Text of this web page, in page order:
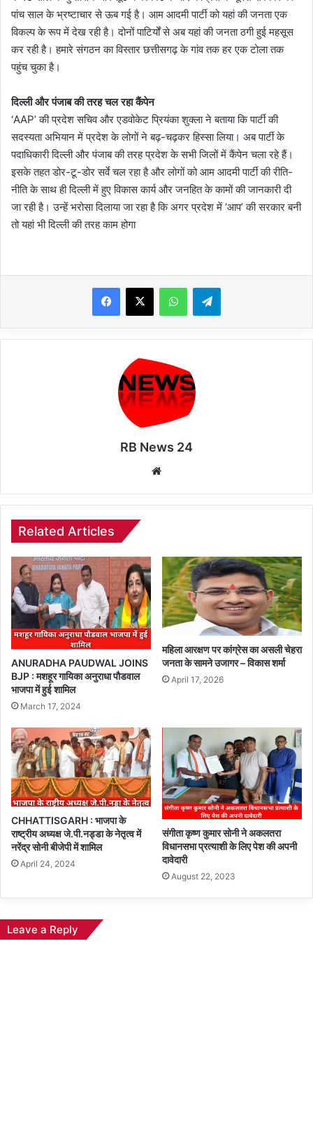
पांच साल के भ्रष्टाचार से ऊब गई है। आम आदमी पार्टी को यहां की जनता एक
विकल्प के रूप में देख रही है। दोनों पाटिर्यों से अब यहां की जनता ठगी हुई महसूस
कर रही है। हमारे संगठन का विस्तार छत्तीसगढ़ के गांव तक हर एक टोला तक
पहुंच चुका है।
दिल्ली और पंजाब की तरह चल रहा कैंपेन
‘AAP’ की प्रदेश सचिव और एडवोकेट प्रियंका शुक्ला ने बताया कि पार्टी की
सदस्यता अभियान में प्रदेश के लोगों ने बढ़-चढ़कर हिस्सा लिया। अब पार्टी के
पदाधिकारी दिल्ली और पंजाब की तरह प्रदेश के सभी जिलों में कैंपेन चला रहे हैं।
इसके तहत डोर-टू-डोर सर्वे चल रहा है और लोगों को आम आदमी पार्टी की रीति-
नीति के साथ ही दिल्ली में हुए विकास कार्य और जनहित के कामों की जानकारी दी
जा रही है। उन्हें भरोसा दिलाया जा रहा है कि अगर प्रदेश में ‘आप’ की सरकार बनी
तो यहां भी दिल्ली की तरह काम होगा
WhatsAppTelegram
RB News 24
Related Articles
ANURADHA PAUDWAL JOINS
BJP : मशहूर गायिका अनुराधा पौडवाल
भाजपा में हुई शामिल
March 17, 2024
महिला आरक्षण पर कांग्रेस का असली चेहरा
जनता के सामने उजागर – विकास शर्मा
April 17, 2026
CHHATTISGARH : भाजपा के
राष्ट्रीय अध्यक्ष जे.पी.नड्डा के नेतृत्व में
नरेंद्र सोनी बीजेपी में शामिल
April 24, 2024
संगीता कृष्ण कुमार सोनी ने अकलतरा
विधानसभा प्रत्याशी के लिए पेश की अपनी
दावेदारी
August 22, 2023
Leave a Reply